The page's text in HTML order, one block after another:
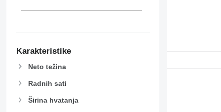
Karakteristike
Neto težina
Radnih sati
Širina hvatanja